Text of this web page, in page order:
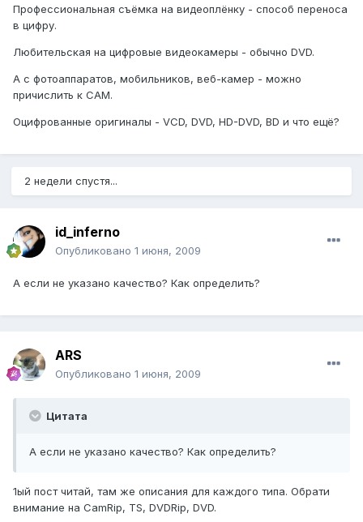
Профессиональная съёмка на видеоплёнку - способ переноса
в цифру.
Любительская на цифровые видеокамеры - обычно DVD.
А с фотоаппаратов, мобильников, веб-камер - можно
причислить к CAM.
Оцифрованные оригиналы - VCD, DVD, HD-DVD, BD и что ещё?
2 недели спустя...
id_inferno
Опубликовано 1 июня, 2009
А если не указано качество? Как определить?
ARS
Опубликовано 1 июня, 2009
Цитата
А если не указано качество? Как определить?
1ый пост читай, там же описания для каждого типа. Обрати
внимание на CamRip, TS, DVDRip, DVD.